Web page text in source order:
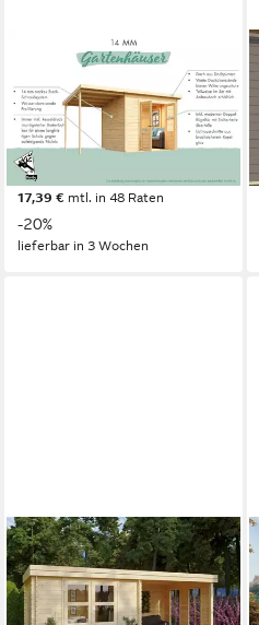
Gartenhaus »Merseburg 2«
vorvergraut, BxT: 182x126
cm, aus Fichtenholz, farbig
lasiert, Made in Germany
599,00 €
UVP749,99 €
17,39 € mtl. in 48 Raten
-20%
lieferbar in 3 Wochen